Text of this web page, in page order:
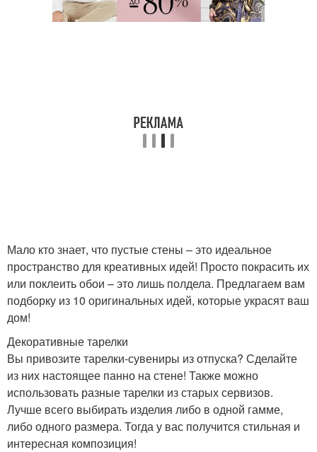
Мало кто знает, что пустые стены – это идеальное
пространство для креативных идей! Просто покрасить их
или поклеить обои – это лишь полдела. Предлагаем вам
подборку из 10 оригинальных идей, которые украсят ваш
дом!
Декоративные тарелки
Вы привозите тарелки-сувениры из отпуска? Сделайте
из них настоящее панно на стене! Также можно
использовать разные тарелки из старых сервизов.
Лучше всего выбирать изделия либо в одной гамме,
либо одного размера. Тогда у вас получится стильная и
интересная композиция!